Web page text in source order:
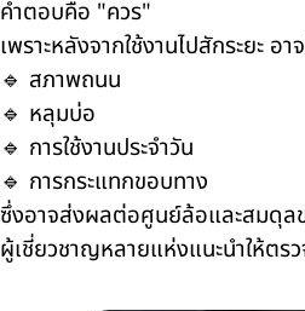
คำตอบคือ "ควร"
เพราะหลังจากใช้งานไปสักระยะ อ
🔹 สภาพถนน
🔹 หลุมบ่อ
🔹 การใช้งานประจำวัน
🔹 การกระแทกขอบทาง
ซึ่งอาจส่งผลต่อศูนย์ล้อและสมดุล
ผู้เชี่ยวชาญหลายแห่งแนะนำให้ตร